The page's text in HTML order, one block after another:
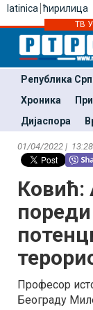
latinica ћирилица
ТВ
Република
Хроника
Дијаспора
01/04/2022 |
Професор
Београду